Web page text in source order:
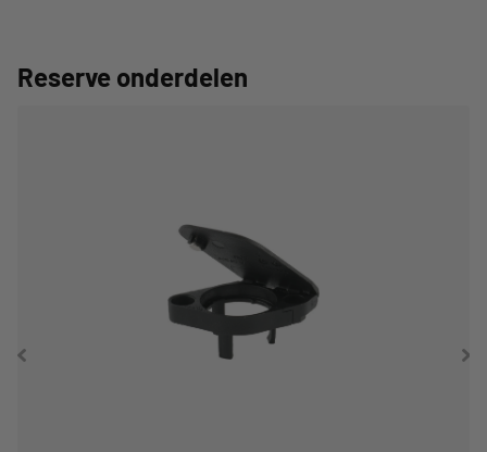
Reserve onderdelen